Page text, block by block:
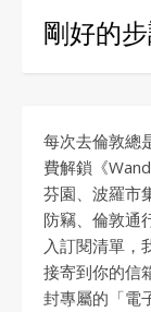
剛好的
每次去倫敦總
費解鎖《
芬園、波羅市
防竊、倫敦通
入訂閱清單，
接寄到你的信
封專屬的「電